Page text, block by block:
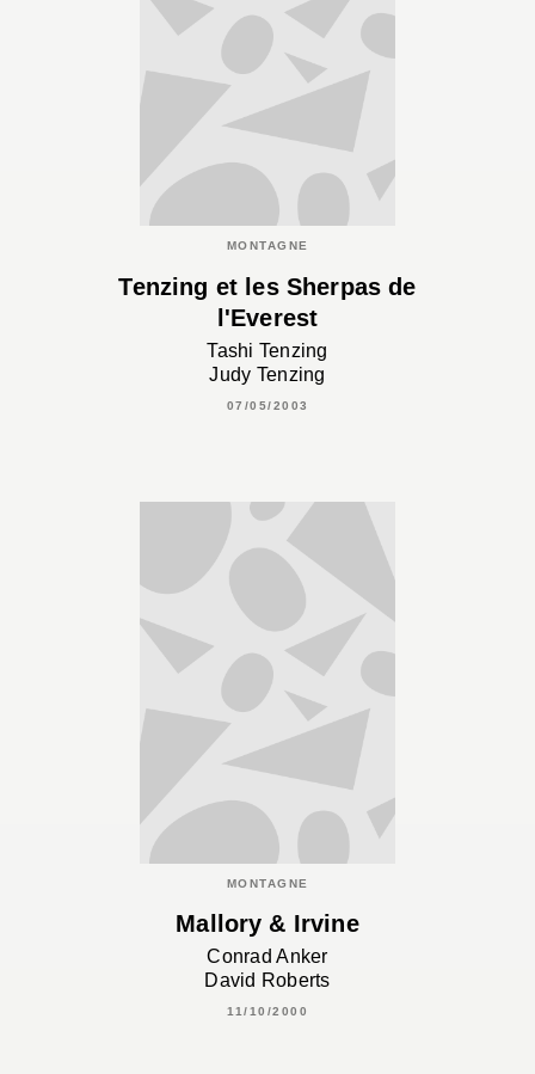
MONTAGNE
Tenzing et les Sherpas de
l'Everest
Tashi Tenzing
Judy Tenzing
07/05/2003
MONTAGNE
Mallory & Irvine
Conrad Anker
David Roberts
11/10/2000